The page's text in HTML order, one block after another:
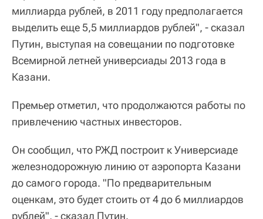
миллиарда рублей, в 2011 году предполагается
выделить еще 5,5 миллиардов рублей", - сказал
Путин, выступая на совещании по подготовке
Всемирной летней универсиады 2013 года в
Казани.
Премьер отметил, что продолжаются работы по
привлечению частных инвесторов.
Он сообщил, что РЖД построит к Универсиаде
железнодорожную линию от аэропорта Казани
до самого города. "По предварительным
оценкам, это будет стоить от 4 до 6 миллиардов
рублей", - сказал Путин.